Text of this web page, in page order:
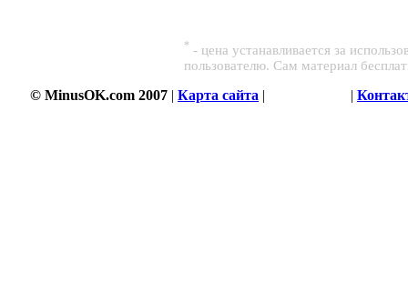
* - цена устанавливается за
пользователю. Сам материал
© MinusOK.com 2007 | Карта сайта | |